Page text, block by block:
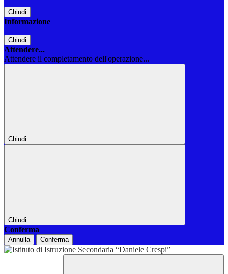
Chiudi
Informazione
Chiudi
Attendere...
Attendere il completamento dell'operazione...
Chiudi
Chiudi
Conferma
Annulla Conferma